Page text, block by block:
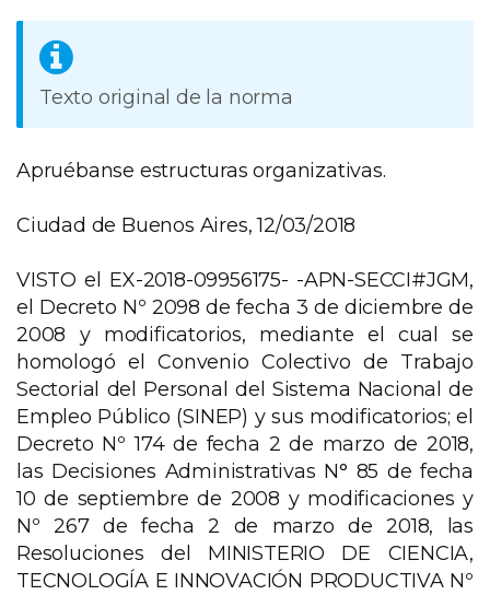
Texto original de la norma
Apruébanse estructuras organizativas.
Ciudad de Buenos Aires, 12/03/2018
VISTO el EX-2018-09956175- -APN-SECCI#JGM,
el Decreto Nº 2098 de fecha 3 de diciembre de
2008 y modificatorios, mediante el cual se
homologó el Convenio Colectivo de Trabajo
Sectorial del Personal del Sistema Nacional de
Empleo Público (SINEP) y sus modificatorios; el
Decreto Nº 174 de fecha 2 de marzo de 2018,
las Decisiones Administrativas N° 85 de fecha
10 de septiembre de 2008 y modificaciones y
Nº 267 de fecha 2 de marzo de 2018, las
Resoluciones del MINISTERIO DE CIENCIA,
TECNOLOGÍA E INNOVACIÓN PRODUCTIVA Nº